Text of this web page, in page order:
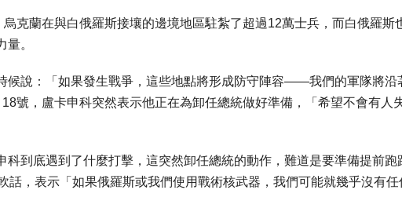
克蘭在與白俄羅斯接壤的邊境地區駐紮了超過12萬士兵，而白俄羅斯
。
候說：「如果發生戰爭，這些地點將形成防守陣容——我們的軍隊將沿
號，盧卡申科突然表示他正在為卸任總統做好準備，「希望不會有人
到底遇到了什麼打擊，這突然卸任總統的動作，難道是要準備提前跑
話，表示「如果俄羅斯或我們使用戰術核武器，我們可能就幾乎沒有任